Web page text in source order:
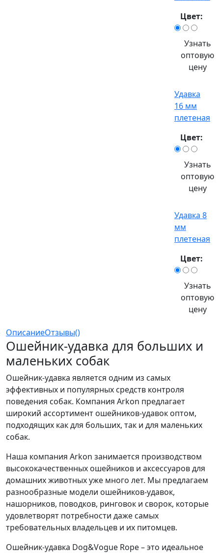
Цвет:
Узнать
оптовую
цену
Удавка
16 мм
плетеная
Цвет:
Узнать
оптовую
цену
Удавка 8
мм
плетеная
Цвет:
Узнать
оптовую
цену
ОписаниеОтзывы()
Ошейник-удавка для больших и
маленьких собак
Ошейник-удавка является одним из самых
эффективных и популярных средств контроля
поведения собак. Компания Arkon предлагает
широкий ассортимент ошейников-удавок оптом,
подходящих как для больших, так и для маленьких
собак.
Наша компания Arkon занимается производством
высококачественных ошейников и аксессуаров для
домашних животных уже много лет. Мы предлагаем
разнообразные модели ошейников-удавок,
нашорников, поводков, ринговок и сворок, которые
удовлетворят потребности даже самых
требовательных владельцев и их питомцев.
Ошейник-удавка Dog&Vogue Rope – это идеальное